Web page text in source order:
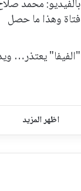
بالفيديو: محمد
فتاة وهذا ما حصل
"الفيفا" يعتذر…
اظهر المزيد